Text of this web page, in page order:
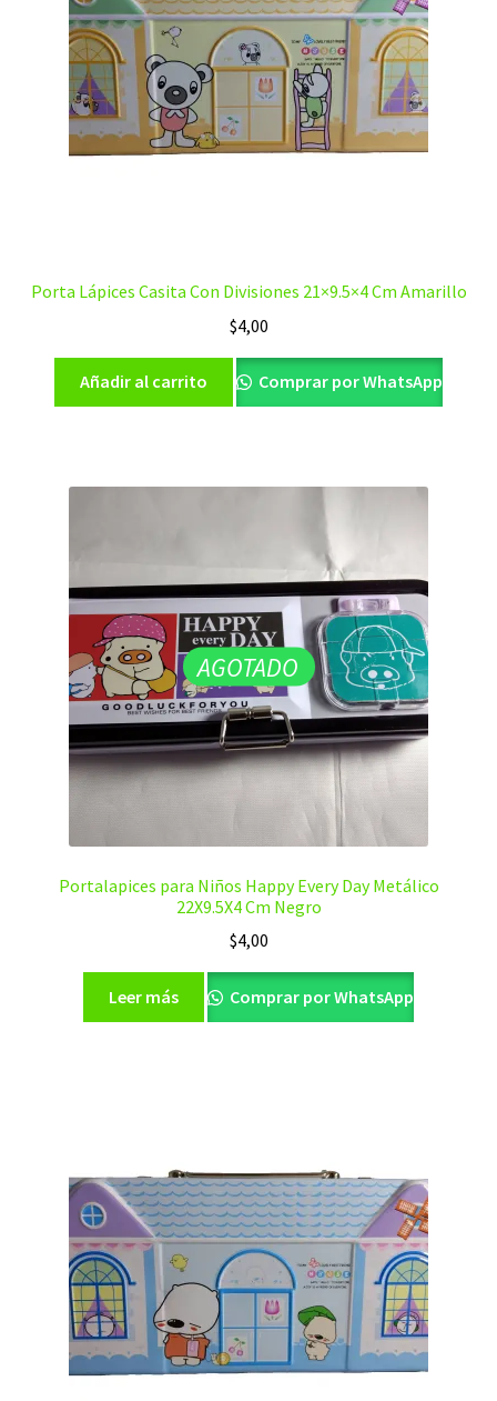
Porta Lápices Casita Con Divisiones 21×9.5×4 Cm Amarillo
$4,00
Añadir al carrito Comprar por WhatsApp
AGOTADO
Portalapices para Niños Happy Every Day Metálico
22X9.5X4 Cm Negro
$4,00
Leer más Comprar por WhatsApp